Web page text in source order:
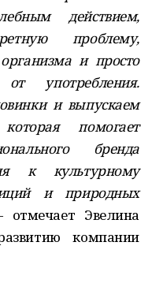
действием,
проблему,
и просто
от употребления.
и выпускаем
помогает
бренда
к культурному
и природных
Эвелина
компании